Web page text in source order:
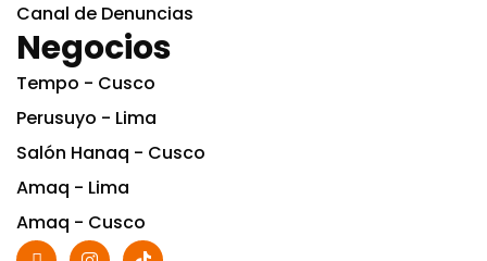
Canal de Denuncias
Negocios
Tempo - Cusco
Perusuyo - Lima
Salón Hanaq - Cusco
Amaq - Lima
Amaq - Cusco